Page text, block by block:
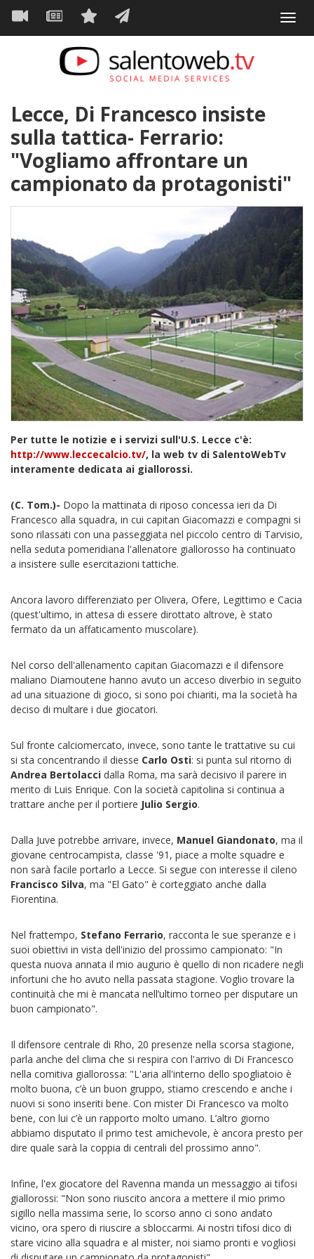
Salta
contenuto
Navigazione
principale
Lecce, Di Francesco insiste
sulla tattica- Ferrario:
"Vogliamo affrontare un
campionato da protagonisti"
Per tutte le notizie e i servizi sull'U.S. Lecce c'è:
http://www.leccecalcio.tv/, la web tv di SalentoWebTv
interamente dedicata ai giallorossi.
(C. Tom.)- Dopo la mattinata di riposo concessa ieri da Di
Francesco alla squadra, in cui capitan Giacomazzi e compagni si
sono rilassati con una passeggiata nel piccolo centro di Tarvisio,
nella seduta pomeridiana l'allenatore giallorosso ha continuato
a insistere sulle esercitazioni tattiche.
Ancora lavoro differenziato per Olivera, Ofere, Legittimo e Cacia
(quest'ultimo, in attesa di essere dirottato altrove, è stato
fermato da un affaticamento muscolare).
Nel corso dell'allenamento capitan Giacomazzi e il difensore
maliano Diamoutene hanno avuto un acceso diverbio in seguito
ad una situazione di gioco, si sono poi chiariti, ma la società ha
deciso di multare i due giocatori.
Sul fronte calciomercato, invece, sono tante le trattative su cui
si sta concentrando il diesse Carlo Osti: si punta sul ritorno di
Andrea Bertolacci dalla Roma, ma sarà decisivo il parere in
merito di Luis Enrique. Con la società capitolina si continua a
trattare anche per il portiere Julio Sergio.
Dalla Juve potrebbe arrivare, invece, Manuel Giandonato, ma il
giovane centrocampista, classe '91, piace a molte squadre e
non sarà facile portarlo a Lecce. Si segue con interesse il cileno
Francisco Silva, ma "El Gato" è corteggiato anche dalla
Fiorentina.
Nel frattempo, Stefano Ferrario, racconta le sue speranze e i
suoi obiettivi in vista dell'inizio del prossimo campionato: "In
questa nuova annata il mio augurio è quello di non ricadere negli
infortuni che ho avuto nella passata stagione. Voglio trovare la
continuità che mi è mancata nell’ultimo torneo per disputare un
buon campionato".
Il difensore centrale di Rho, 20 presenze nella scorsa stagione,
parla anche del clima che si respira con l'arrivo di Di Francesco
nella comitiva giallorossa: "L'aria all'interno dello spogliatoio è
molto buona, c’è un buon gruppo, stiamo crescendo e anche i
nuovi si sono inseriti bene. Con mister Di Francesco va molto
bene, con lui c’è un rapporto molto umano. L’altro giorno
abbiamo disputato il primo test amichevole, è ancora presto per
dire quale sarà la coppia di centrali del prossimo anno".
Infine, l'ex giocatore del Ravenna manda un messaggio ai tifosi
giallorossi: "Non sono riuscito ancora a mettere il mio primo
sigillo nella massima serie, lo scorso anno ci sono andato
vicino, ora spero di riuscire a sbloccarmi. Ai nostri tifosi dico di
stare vicino alla squadra e al mister, noi siamo pronti e vogliosi